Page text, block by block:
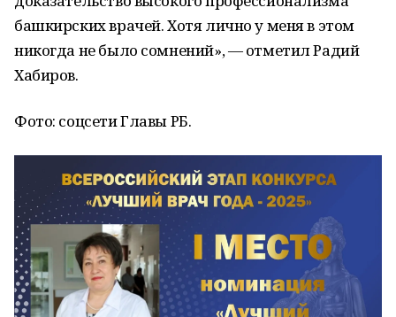
башкирских врачей. Хотя лично у меня в этом
никогда не было сомнений», — отметил Радий
Хабиров.
Фото: соцсети Главы РБ.